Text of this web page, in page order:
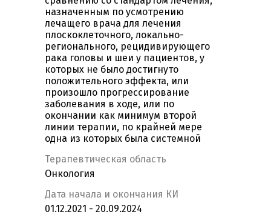
назначенным по усмотрению
лечащего врача для лечения
плоскоклеточного, локально-
регионального, рецидивирующего
рака головы и шеи у пациентов, у
которых не было достигнуто
положительного эффекта, или
произошло прогрессирование
заболевания в ходе, или по
окончании как минимум второй
линии терапии, по крайней мере
одна из которых была системной
Терапевтическая область
Онкология
Дата начала и окончания КИ
01.12.2021 - 20.09.2024